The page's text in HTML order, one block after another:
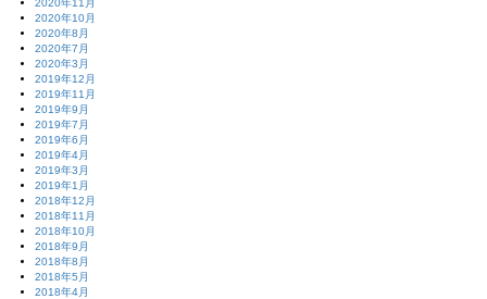
2020年11月
2020年10月
2020年8月
2020年7月
2020年3月
2019年12月
2019年11月
2019年9月
2019年7月
2019年6月
2019年4月
2019年3月
2019年1月
2018年12月
2018年11月
2018年10月
2018年9月
2018年8月
2018年5月
2018年4月